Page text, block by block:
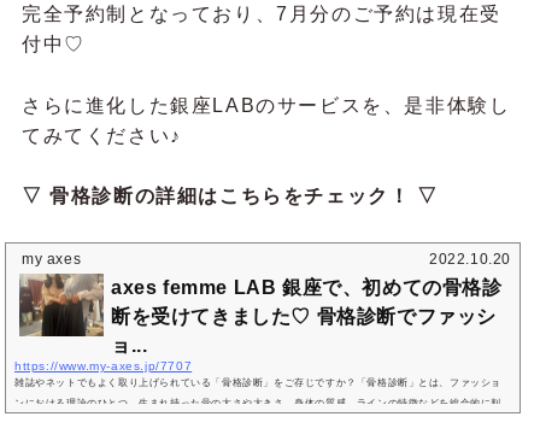
完全予約制となっており、7月分のご予約は現在受
付中♡
さらに進化した銀座LABのサービスを、是非体験し
てみてください♪
▽ 骨格診断の詳細はこちらをチェック！ ▽
my axes 2022.10.20
axes femme LAB 銀座で、初めての骨格診
断を受けてきました♡ 骨格診断でファッシ
ョ...
https://www.my-axes.jp/7707
雑誌やネットでもよく取り上げられている「骨格診断」をご存じですか？「骨格診断」とは、ファッショ
ンにおける理論のひとつ。生まれ持った骨の太さや大きさ、身体の質感、ラインの特徴などを総合的に判